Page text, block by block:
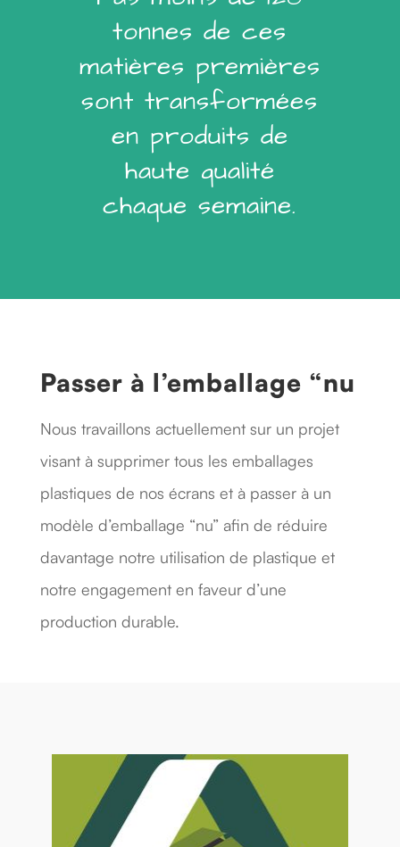
tonnes de ces
matières premières
sont transformées
en produits de
haute qualité
chaque semaine.
Passer à l’emballage “nu
Nous travaillons actuellement sur un projet
visant à supprimer tous les emballages
plastiques de nos écrans et à passer à un
modèle d’emballage “nu” afin de réduire
davantage notre utilisation de plastique et
notre engagement en faveur d’une
production durable.